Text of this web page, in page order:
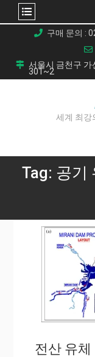
content
구매 문의 :
서울시 금천구
301~2
세계 최강
Tag: 공기
전산 유체